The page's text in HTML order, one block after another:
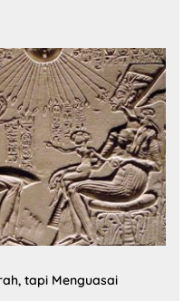
tapi Menguasai